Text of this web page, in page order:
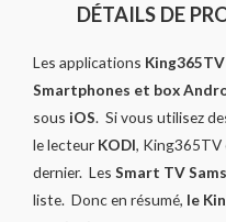
DÉTAILS DE
Les applications King365TV
Smartphones et box
sous iOS. Si vous utilisez
le lecteur KODI, King365TV
dernier. Les Smart TV
liste. Donc en résumé, le